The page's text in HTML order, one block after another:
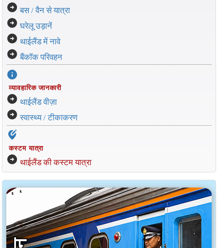
arrow_circle_right बस / वैन से यात्रा
arrow_circle_right घरेलू उड़ानें
arrow_circle_right थाईलैंड में नावे
arrow_circle_right बैंकॉक परिवहन
info
व्यावहारिक जानकारी
arrow_circle_right थाईलैंड वीज़ा
arrow_circle_right स्वास्थ्य / टीकाकरण
edit_location_alt
कस्टम यात्रा
arrow_circle_right थाईलैंड की कस्टम यात्रा